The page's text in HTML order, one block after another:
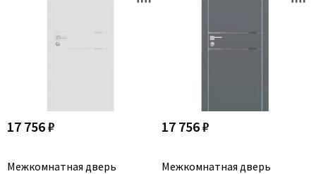
17 756 ₽
Межкомнатная дверь
17 756 ₽
Межкомнатная дверь